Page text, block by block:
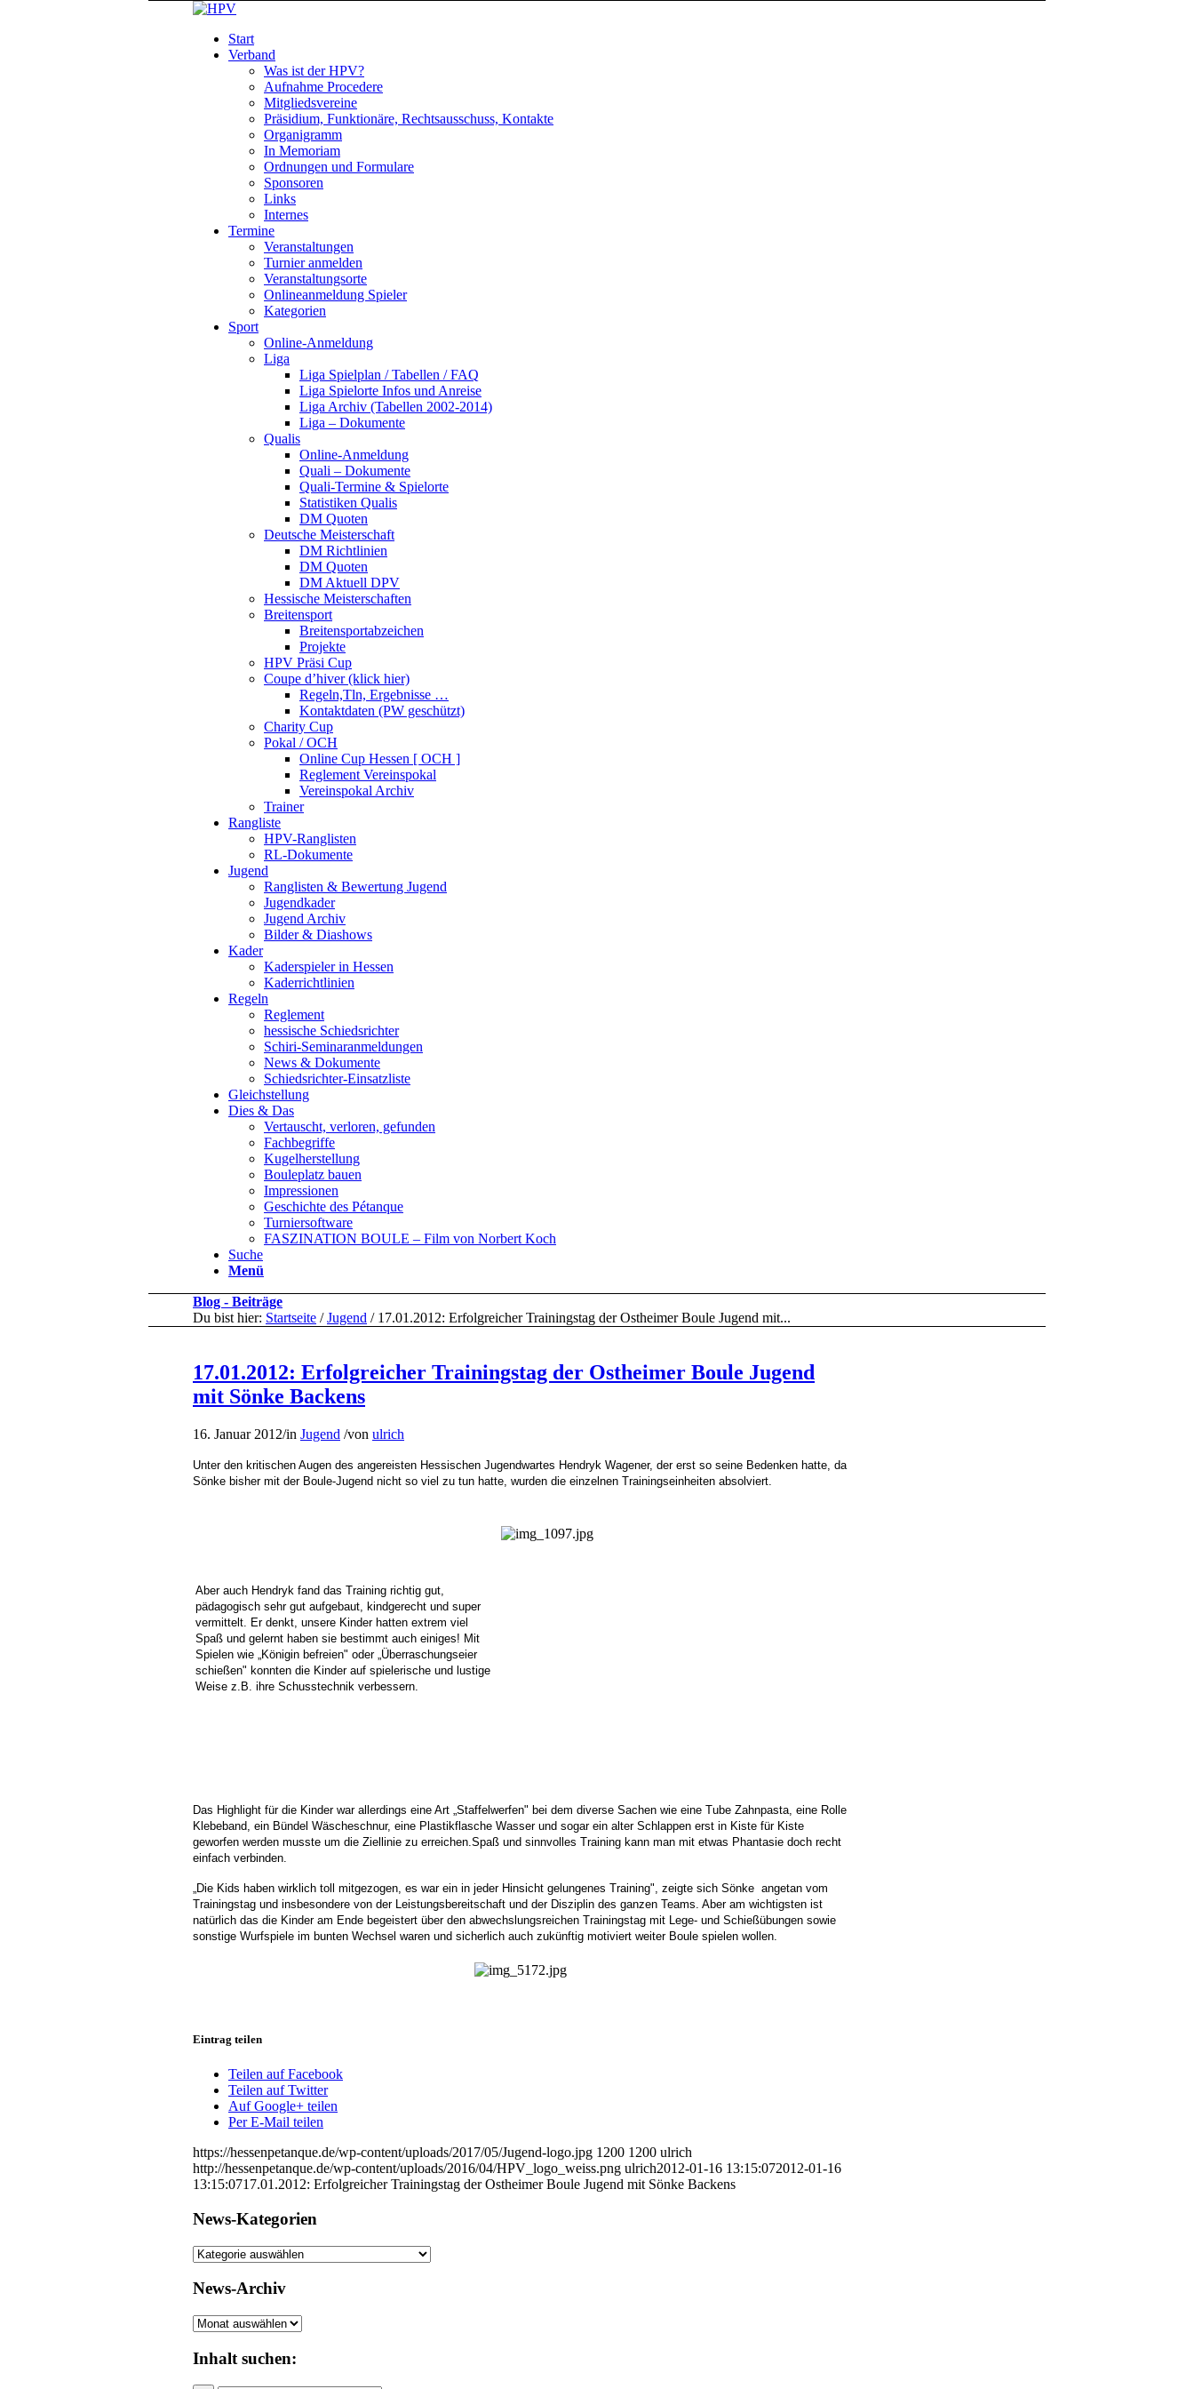
Start
Verband
Was ist der HPV?
Aufnahme Procedere
Mitgliedsvereine
Präsidium, Funktionäre, Rechtsausschuss, Kontakte
Organigramm
In Memoriam
Ordnungen und Formulare
Sponsoren
Links
Internes
Termine
Veranstaltungen
Turnier anmelden
Veranstaltungsorte
Onlineanmeldung Spieler
Kategorien
Sport
Online-Anmeldung
Liga
Liga Spielplan / Tabellen / FAQ
Liga Spielorte Infos und Anreise
Liga Archiv (Tabellen 2002-2014)
Liga – Dokumente
Qualis
Online-Anmeldung
Quali – Dokumente
Quali-Termine & Spielorte
Statistiken Qualis
DM Quoten
Deutsche Meisterschaft
DM Richtlinien
DM Quoten
DM Aktuell DPV
Hessische Meisterschaften
Breitensport
Breitensportabzeichen
Projekte
HPV Präsi Cup
Coupe d’hiver (klick hier)
Regeln,Tln, Ergebnisse …
Kontaktdaten (PW geschützt)
Charity Cup
Pokal / OCH
Online Cup Hessen [ OCH ]
Reglement Vereinspokal
Vereinspokal Archiv
Trainer
Rangliste
HPV-Ranglisten
RL-Dokumente
Jugend
Ranglisten & Bewertung Jugend
Jugendkader
Jugend Archiv
Bilder & Diashows
Kader
Kaderspieler in Hessen
Kaderrichtlinien
Regeln
Reglement
hessische Schiedsrichter
Schiri-Seminaranmeldungen
News & Dokumente
Schiedsrichter-Einsatzliste
Gleichstellung
Dies & Das
Vertauscht, verloren, gefunden
Fachbegriffe
Kugelherstellung
Bouleplatz bauen
Impressionen
Geschichte des Pétanque
Turniersoftware
FASZINATION BOULE – Film von Norbert Koch
Suche
Menü
Blog - Beiträge
Du bist hier: Startseite / Jugend / 17.01.2012: Erfolgreicher Trainingstag der Ostheimer Boule Jugend mit...
17.01.2012: Erfolgreicher Trainingstag der Ostheimer Boule Jugend
mit Sönke Backens
16. Januar 2012/in Jugend /von ulrich
Unter den kritischen Augen des angereisten Hessischen Jugendwartes Hendryk Wagener, der erst so seine Bedenken hatte, da
Sönke bisher mit der Boule-Jugend nicht so viel zu tun hatte, wurden die einzelnen Trainingseinheiten absolviert.
Aber auch Hendryk fand das Training richtig gut,
pädagogisch sehr gut aufgebaut, kindgerecht und super
vermittelt. Er denkt, unsere Kinder hatten extrem viel
Spaß und gelernt haben sie bestimmt auch einiges! Mit
Spielen wie „Königin befreien" oder „Überraschungseier
schießen" konnten die Kinder auf spielerische und lustige
Weise z.B. ihre Schusstechnik verbessern.
Das Highlight für die Kinder war allerdings eine Art „Staffelwerfen" bei dem diverse Sachen wie eine Tube Zahnpasta, eine Rolle
Klebeband, ein Bündel Wäscheschnur, eine Plastikflasche Wasser und sogar ein alter Schlappen erst in Kiste für Kiste
geworfen werden musste um die Ziellinie zu erreichen.Spaß und sinnvolles Training kann man mit etwas Phantasie doch recht
einfach verbinden.
„Die Kids haben wirklich toll mitgezogen, es war ein in jeder Hinsicht gelungenes Training", zeigte sich Sönke angetan vom
Trainingstag und insbesondere von der Leistungsbereitschaft und der Disziplin des ganzen Teams. Aber am wichtigsten ist
natürlich das die Kinder am Ende begeistert über den abwechslungsreichen Trainingstag mit Lege- und Schießübungen sowie
sonstige Wurfspiele im bunten Wechsel waren und sicherlich auch zukünftig motiviert weiter Boule spielen wollen.
Eintrag teilen
Teilen auf Facebook
Teilen auf Twitter
Auf Google+ teilen
Per E-Mail teilen
https://hessenpetanque.de/wp-content/uploads/2017/05/Jugend-logo.jpg 1200 1200 ulrich
http://hessenpetanque.de/wp-content/uploads/2016/04/HPV_logo_weiss.png ulrich2012-01-16 13:15:072012-01-16
13:15:0717.01.2012: Erfolgreicher Trainingstag der Ostheimer Boule Jugend mit Sönke Backens
News-Kategorien
News-
News-Archiv
News-
Inhalt suchen: